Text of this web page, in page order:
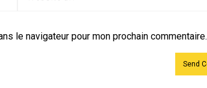
le navigateur pour mon prochain commentaire.